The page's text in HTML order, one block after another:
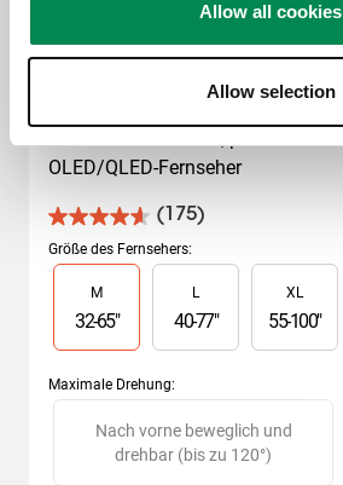
Allow all cookies
Allow selection
Schwenkbare TV-Wandhalterung
OLED/QLED-Fernseher
(175)
4.6
von
5
Sternen.
175
Bewertungen
Größe des Fernsehers:
Slide 1 of 4
M
32-65"
L
40-77"
XL
55-100"
Maximale Drehung:
Slide 1 of 2
Nach vorne beweglich und
drehbar (bis zu 120°)